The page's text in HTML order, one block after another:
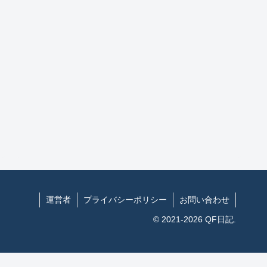
運営者 プライバシーポリシー お問い合わせ
© 2021-2026 QF日記.